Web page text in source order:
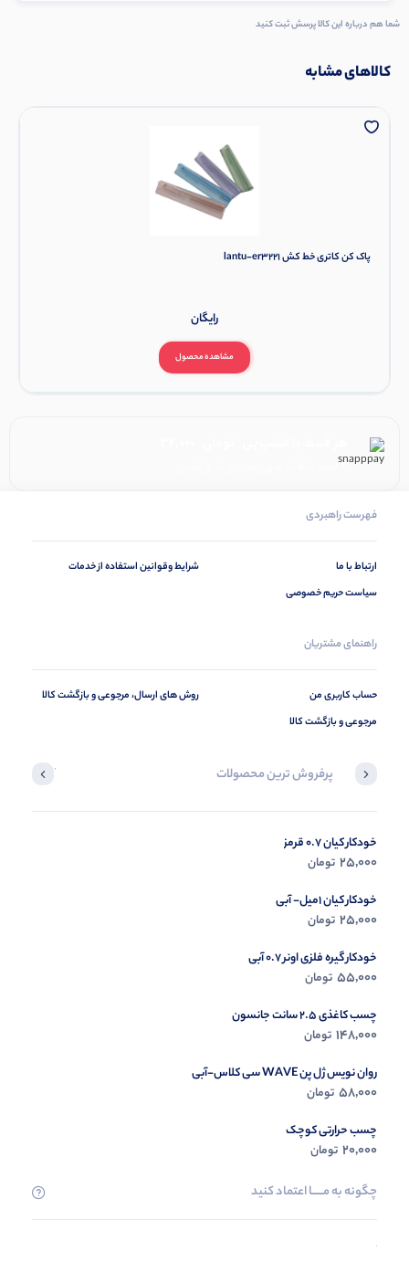
شما هم درباره این کالا پرسش ثبت کنید
کالاهای مشابه
پاک کن کاتری خط کش lantu-er3221
مشاهده محصول
رایگان
۴ قسط ماهانه. بدون سود، چک و ضامن.
فهرست راهبردی
ارتباط با ما
سیاست حریم خصوصی
شرایط وقوانین استفاده از خدمات
راهنمای مشتریان
حساب کاربری من
مرجوعی و بازگشت کالا
روش های ارسال، مرجوعی و بازگشت کالا
پرفروش ترین محصولات آخرین
خودکار کیان 0.7 قرمز
25,000 تومان
خودکار کیان 1میل- آبی
25,000 تومان
خودکار گیره فلزی اونر 0.7 آبی
55,000 تومان
چسب کاغذی 2.5 سانت جانسون
148,000 تومان
روان نویس ژل پن WAVE سی کلاس-آبی
58,000 تومان
چسب حرارتی کوچک
20,000 تومان
چگونه به مــــــا اعتماد کنید